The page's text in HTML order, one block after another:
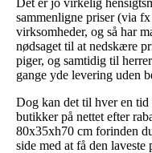
sammenligne priser (via
virksomheder, og så har
nødsaget til at nedskære
piger, og samtidig til
gange yde levering uden
Dog kan det til hver en
butikker på nettet efter
80x35xh70 cm forinden
side med at få den laveste